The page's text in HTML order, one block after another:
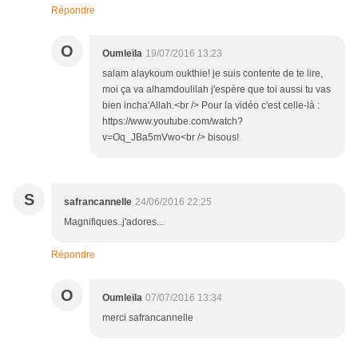
Répondre
O Oumleïla 19/07/2016 13:23
salam alaykoum oukthie! je suis contente de te lire,
moi ça va alhamdoulilah j'espère que toi aussi tu vas
bien incha'Allah.<br /> Pour la vidéo c'est celle-là :
https://www.youtube.com/watch?
v=Oq_JBa5mVwo<br /> bisous!
S safrancannelle 24/06/2016 22:25
Magnifiques..j'adores...
Répondre
O Oumleïla 07/07/2016 13:34
merci safrancannelle